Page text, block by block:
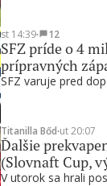
SFZ varuje pred
SFZ príde o 4
prípravných
st 14:39∙ 12
V utorok sa hrali
Ďalšie
(Slovnaft Cup,
Titanilla Bőd∙ut 20:07